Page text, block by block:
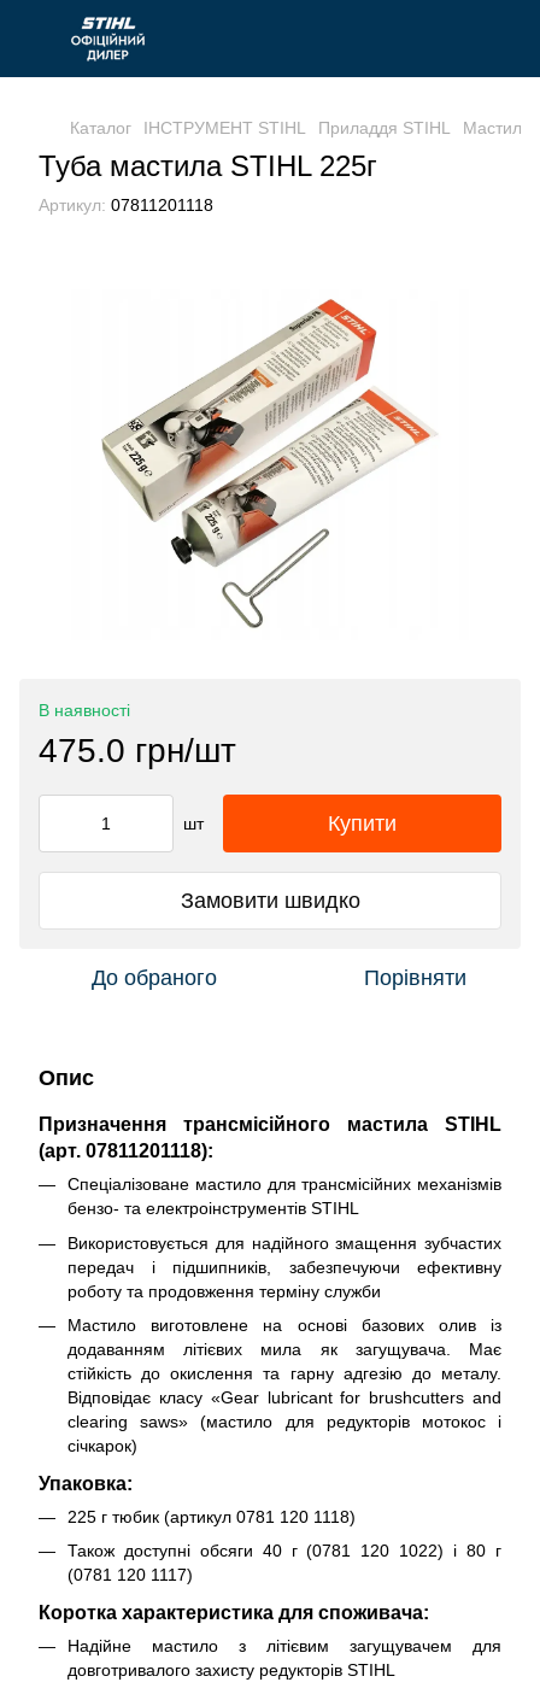
Каталог ІНСТРУМЕНТ STIHL Приладдя STIHL
Туба мастила STIHL 225г
Артикул: 07811201118
В наявності
475.0 грн/шт
шт Купити
Замовити швидко
До обраного Порівняти
Опис
Призначення трансмісійного мастила STIHL
(арт. 07811201118):
Спеціалізоване мастило для трансмісійних механізмів
бензо- та електроінструментів STIHL
Використовується для надійного змащення зубчастих
передач і підшипників, забезпечуючи ефективну
роботу та продовження терміну служби
Мастило виготовлене на основі базових олив із
додаванням літієвих мила як загущувача. Має
стійкість до окислення та гарну адгезію до металу.
Відповідає класу «Gear lubricant for brushcutters and
clearing saws» (мастило для редукторів мотокос і
січкарок)
Упаковка:
225 г тюбик (артикул 0781 120 1118)
Також доступні обсяги 40 г (0781 120 1022) і 80 г
(0781 120 1117)
Коротка характеристика для споживача:
Надійне мастило з літієвим загущувачем для
довготривалого захисту редукторів STIHL